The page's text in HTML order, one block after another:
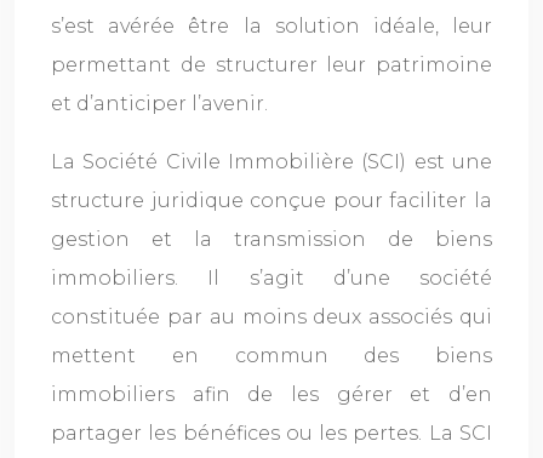
s’est avérée être la solution idéale, leur
permettant de structurer leur patrimoine
et d’anticiper l’avenir.
La Société Civile Immobilière (SCI) est une
structure juridique conçue pour faciliter la
gestion et la transmission de biens
immobiliers. Il s’agit d’une société
constituée par au moins deux associés qui
mettent en commun des biens
immobiliers afin de les gérer et d’en
partager les bénéfices ou les pertes. La SCI